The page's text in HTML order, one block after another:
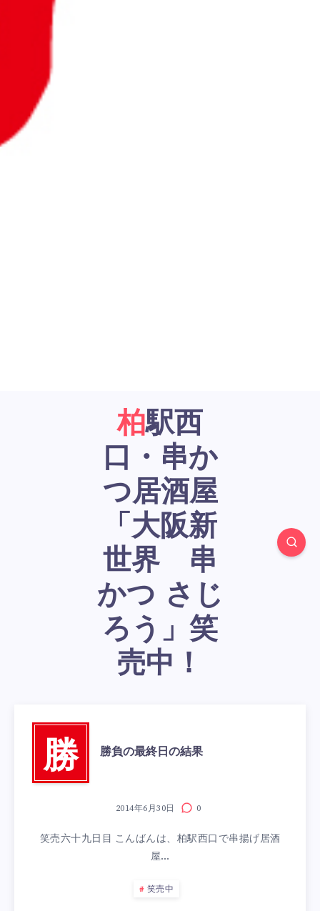
柏駅西
口・串か
つ居酒屋
「大阪新
世界 串
かつ さじ
ろう」笑
売中！
勝 勝負の最終日の結果
2014年6月30日 0
笑売六十九日目 こんばんは、柏駅西口で串揚げ居酒
屋…
笑売中